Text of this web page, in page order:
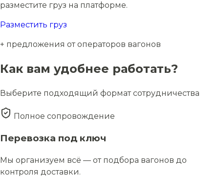
разместите груз на платформе.
Разместить груз
+ предложения от операторов вагонов
Как вам удобнее работать?
Выберите подходящий формат сотрудничества
Полное сопровождение
Перевозка под ключ
Мы организуем всё — от подбора вагонов до
контроля доставки.